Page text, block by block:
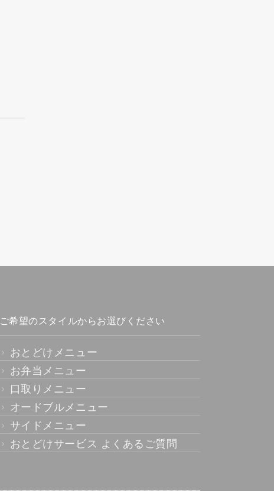
ご希望のスタイルからお選びください
おとどけメニュー
お弁当メニュー
口取りメニュー
オードブルメニュー
サイドメニュー
おとどけサービス よくあるご質問